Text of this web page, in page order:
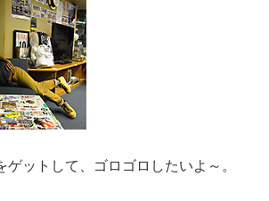
ットして、ゴロゴロしたいよ～。